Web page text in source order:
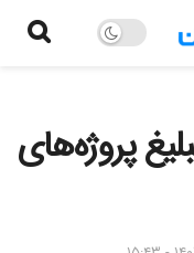
پروژه‌های